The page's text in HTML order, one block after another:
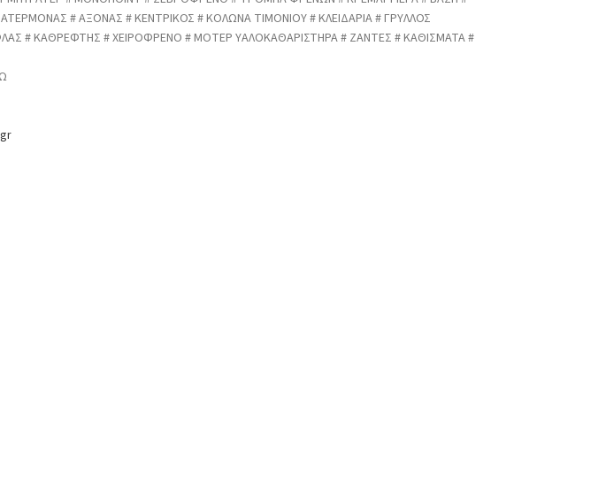
# ΑΞΟΝΑΣ # ΚΕΝΤΡΙΚΟΣ # ΚΟΛΩΝΑ ΤΙΜΟΝΙΟΥ # ΚΛΕΙΔΑΡΙΑ # ΓΡΥΛΛΟΣ
# ΚΑΘΡΕΦΤΗΣ # ΧΕΙΡΟΦΡΕΝΟ # ΜΟΤΕΡ ΥΑΛΟΚΑΘΑΡΙΣΤΗΡΑ # ΖΑΝΤΕΣ # ΚΑΘΙΣΜΑΤΑ #